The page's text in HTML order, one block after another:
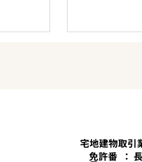
からの距離で
のか
宅地建物取引
免許番
：